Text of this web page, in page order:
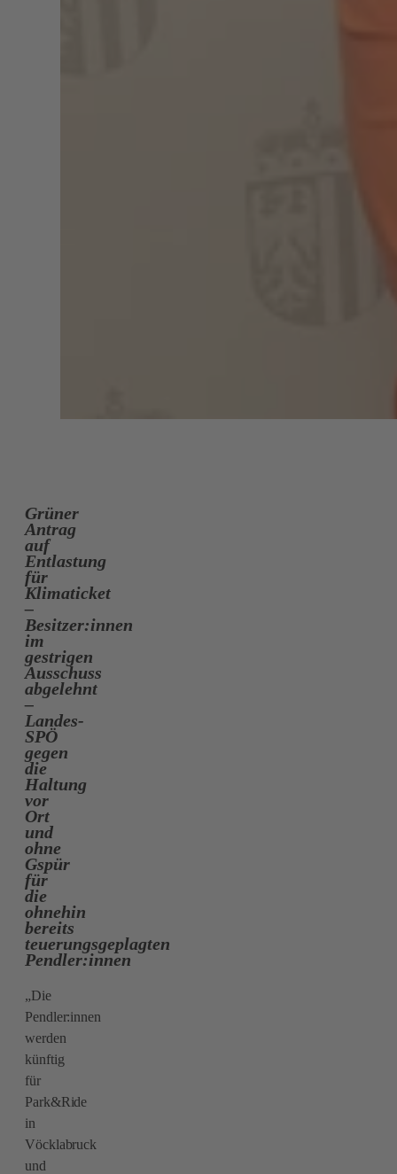
Grüner
Antrag
auf
Entlastung
für
Klimaticket
–
Besitzer:innen
im
gestrigen
Ausschuss
abgelehnt
–
Landes-
SPÖ
gegen
die
Haltung
vor
Ort
und
ohne
Gspür
für
die
ohnehin
bereits
teuerungsgeplagten
Pendler:innen
„Die
Pendler:innen
werden
künftig
für
Park&Ride
in
Vöcklabruck
und